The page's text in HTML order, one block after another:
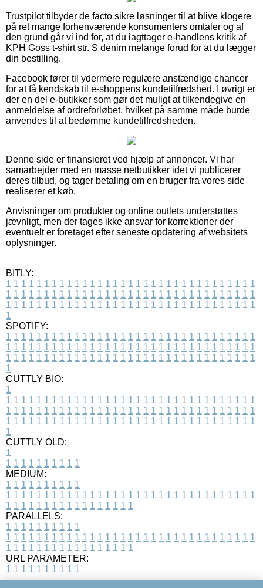
Trustpilot tilbyder de facto sikre løsninger til at blive klogere
på ret mange forhenværende konsumenters omtaler og af
den grund går vi ind for, at du iagttager e-handlens kritik af
KPH Goss t-shirt str. S denim melange forud for at du lægger
din bestilling.
Facebook fører til ydermere regulære anstændige chancer
for at få kendskab til e-shoppens kundetilfredshed. I øvrigt er
der en del e-butikker som gør det muligt at tilkendegive en
anmeldelse af ordreforløbet, hvilket på samme måde burde
anvendes til at bedømme kundetilfredsheden.
Denne side er finansieret ved hjælp af annoncer. Vi har
samarbejder med en masse netbutikker idet vi publicerer
deres tilbud, og tager betaling om en bruger fra vores side
realiserer et køb.
Anvisninger om produkter og online outlets understøttes
jævnligt, men der tages ikke ansvar for korrektioner der
eventuelt er foretaget efter seneste opdatering af websitets
oplysninger.
BITLY:
1 1 1 1 1 1 1 1 1 1 1 1 1 1 1 1 1 1 1 1 1 1 1 1 1 1 1 1 1 1 1 1 1
1 1 1 1 1 1 1 1 1 1 1 1 1 1 1 1 1 1 1 1 1 1 1 1 1 1 1 1 1 1 1 1 1
1 1 1 1 1 1 1 1 1 1 1 1 1 1 1 1 1 1 1 1 1 1 1 1 1 1 1 1 1 1 1 1 1
1
SPOTIFY:
1 1 1 1 1 1 1 1 1 1 1 1 1 1 1 1 1 1 1 1 1 1 1 1 1 1 1 1 1 1 1 1 1
1 1 1 1 1 1 1 1 1 1 1 1 1 1 1 1 1 1 1 1 1 1 1 1 1 1 1 1 1 1 1 1 1
1 1 1 1 1 1 1 1 1 1 1 1 1 1 1 1 1 1 1 1 1 1 1 1 1 1 1 1 1 1 1 1 1
1
CUTTLY BIO:
1
1 1 1 1 1 1 1 1 1 1 1 1 1 1 1 1 1 1 1 1 1 1 1 1 1 1 1 1 1 1 1 1 1
1 1 1 1 1 1 1 1 1 1 1 1 1 1 1 1 1 1 1 1 1 1 1 1 1 1 1 1 1 1 1 1 1
1 1 1 1 1 1 1 1 1 1 1 1 1 1 1 1 1 1 1 1 1 1 1 1 1 1 1 1 1 1 1 1 1
1
CUTTLY OLD:
1
1 1 1 1 1 1 1 1 1 1
MEDIUM:
1 1 1 1 1 1 1 1 1 1
1 1 1 1 1 1 1 1 1 1 1 1 1 1 1 1 1 1 1 1 1 1 1 1 1 1 1 1 1 1 1 1 1
1 1 1 1 1 1 1 1 1 1 1 1 1 1 1 1 1
PARALLELS:
1 1 1 1 1 1 1 1 1 1
1 1 1 1 1 1 1 1 1 1 1 1 1 1 1 1 1 1 1 1 1 1 1 1 1 1 1 1 1 1 1 1 1
1 1 1 1 1 1 1 1 1 1 1 1 1 1 1 1 1
URL PARAMETER:
1 1 1 1 1 1 1 1 1 1